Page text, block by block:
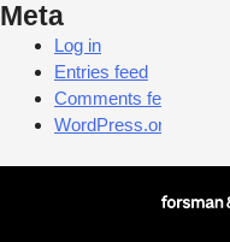
Meta
Log in
Entries feed
Comments feed
WordPress.org